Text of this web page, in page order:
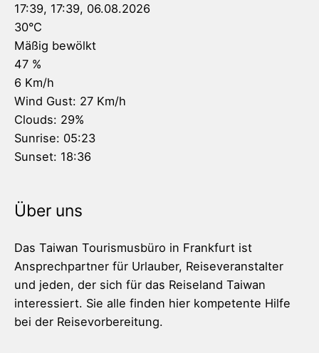
17:39, 17:39, 06.08.2026
30°C
Mäßig bewölkt
47 %
6 Km/h
Wind Gust: 27 Km/h
Clouds: 29%
Sunrise: 05:23
Sunset: 18:36
Über uns
Das Taiwan Tourismusbüro in Frankfurt ist
Ansprechpartner für Urlauber, Reiseveranstalter
und jeden, der sich für das Reiseland Taiwan
interessiert. Sie alle finden hier kompetente Hilfe
bei der Reisevorbereitung.